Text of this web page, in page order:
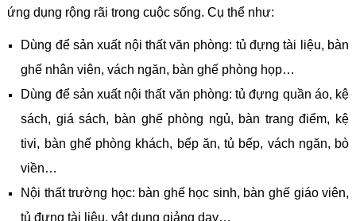
ứng dụng rộng rãi trong cuộc sống. Cụ thể như:
Dùng để sản xuất nội thất văn phòng: tủ đựng tài liệu, bàn
ghế nhân viên, vách ngăn, bàn ghế phòng họp…
Dùng để sản xuất nội thất văn phòng: tủ đựng quần áo, kệ
sách, giá sách, bàn ghế phòng ngủ, bàn trang điểm, kệ
tivi, bàn ghế phòng khách, bếp ăn, tủ bếp, vách ngăn, bò
viền…
Nội thất trường học: bàn ghế học sinh, bàn ghế giáo viên,
tủ đựng tài liệu, vật dụng giảng dạy…